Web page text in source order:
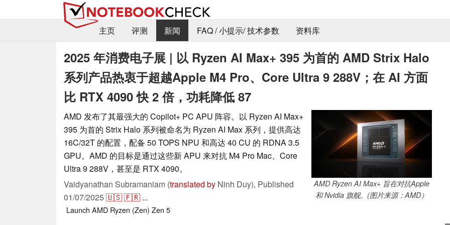
主页 评测 新闻 FAQ / 小提示/ 技术参数 资料库
2025 年消费电子展 | 以 Ryzen AI Max+ 395 为首的 AMD Strix Halo
系列产品热衷于超越Apple M4 Pro、Core Ultra 9 288V；在 AI 方面
比 RTX 4090 快 2 倍，功耗降低 87
AMD Ryzen AI Max+ 旨在对抗Apple
和 Nvidia 旗舰。(图片来源：AMD）
AMD 发布了其最强大的 Copilot+ PC APU 阵容。以 Ryzen AI Max+
395 为首的 Strix Halo 系列被命名为 Ryzen AI Max 系列，提供高达
16C/32T 的配置，配备 50 TOPS NPU 和高达 40 CU 的 RDNA 3.5
GPU。AMD 的目标是通过这些新 APU 来对抗 M4 Pro Mac、Core
Ultra 9 288V，甚至是 RTX 4090。
Vaidyanathan Subramaniam (translated by Ninh Duy), Published
01/07/2025🇺🇸🇫🇷 ...
Launch AMD Ryzen (Zen) Zen 5